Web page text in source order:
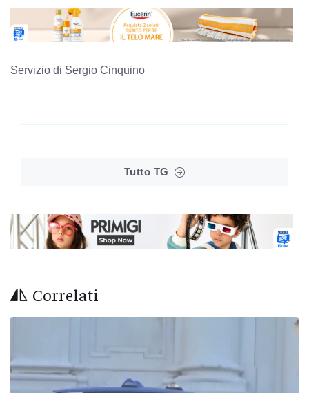
Servizio di Sergio Cinquino
Tutto TG
Correlati